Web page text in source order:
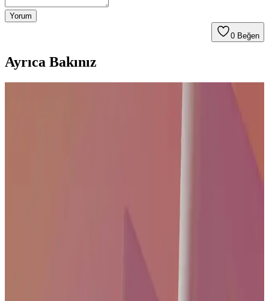
Yorum
0 Beğen
Ayrıca Bakınız
Televizyon Kanal Ayarları ve Güncel Pratik
Televizyon kanal ayarlarını doğru yaparak görüntü ve ses kalitenizi